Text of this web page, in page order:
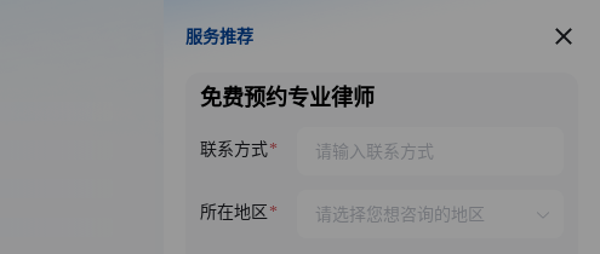
服务推荐
服务推荐
免费预约专业律师
联系方式
所在地区